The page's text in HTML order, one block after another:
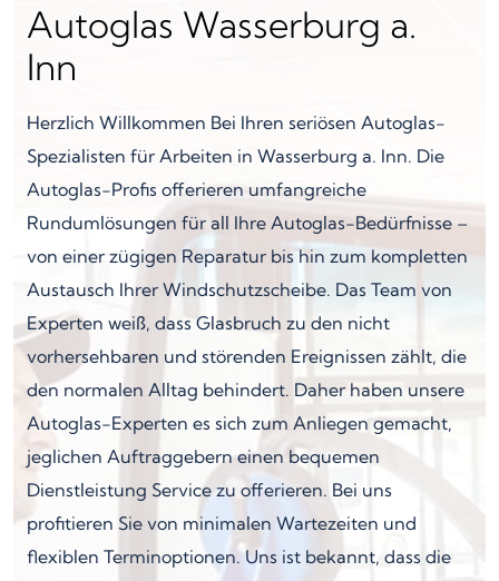
Autoglas Wasserburg a.
Inn
Herzlich Willkommen Bei Ihren seriösen Autoglas-
Spezialisten für Arbeiten in Wasserburg a. Inn. Die
Autoglas-Profis offerieren umfangreiche
Rundumlösungen für all Ihre Autoglas-Bedürfnisse –
von einer zügigen Reparatur bis hin zum kompletten
Austausch Ihrer Windschutzscheibe. Das Team von
Experten weiß, dass Glasbruch zu den nicht
vorhersehbaren und störenden Ereignissen zählt, die
den normalen Alltag behindert. Daher haben unsere
Autoglas-Experten es sich zum Anliegen gemacht,
jeglichen Auftraggebern einen bequemen
Dienstleistung Service zu offerieren. Bei uns
profitieren Sie von minimalen Wartezeiten und
flexiblen Terminoptionen. Uns ist bekannt, dass die